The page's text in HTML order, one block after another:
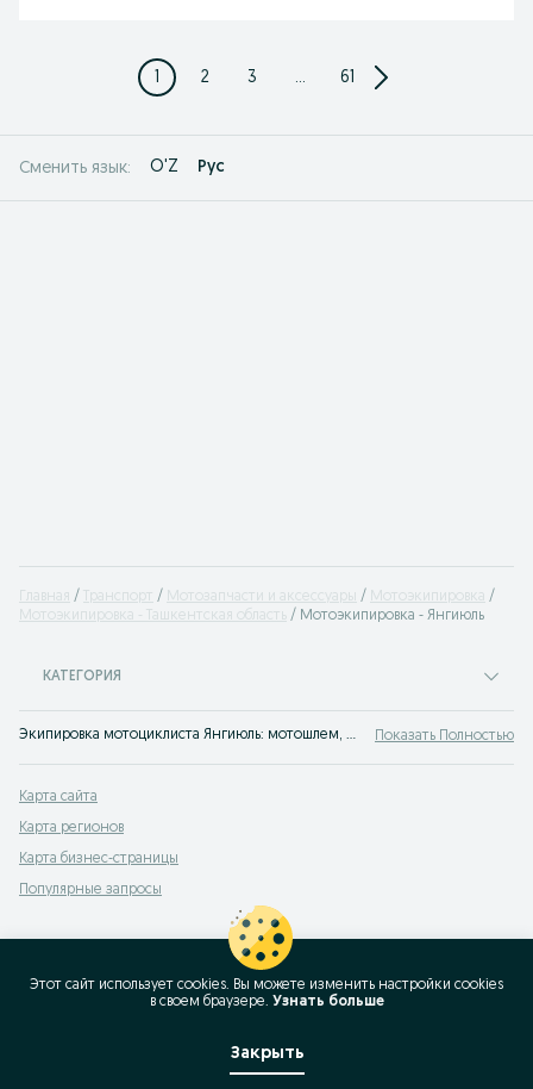
1 2 3 ... 61
Сменить язык: O'Z Рус
Главная Транспорт Мотозапчасти и аксессуары
Мотоэкипировка
Мотоэкипировка - Ташкентская область
Мотоэкипировка - Янгиюль
КАТЕГОРИЯ
Экипировка мотоциклиста Янгиюль: мотошлем, мотоперчатки, мотообувь - все для мотоциклетной защиты в объявлениях на OLX.uz Янгиюль! Показать Полностью
Карта сайта
Карта регионов
Карта бизнес-страницы
Популярные запросы
Этот сайт использует cookies. Вы можете изменить настройки cookies
в своeм браузере. Узнать больше
Закрыть